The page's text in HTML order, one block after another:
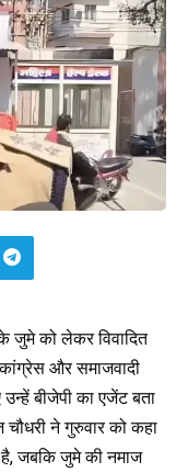
को लेकर विवादित
कांग्रेस और समाजवादी
बीजेपी का एजेंट बता
ने गुरुवार को कहा
है, जबकि जुमे की नमाज